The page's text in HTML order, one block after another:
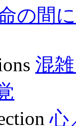
の間に
混
心